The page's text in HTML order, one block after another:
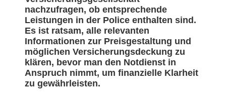
nachzufragen, ob entsprechende
Leistungen in der Police enthalten sind.
Es ist ratsam, alle relevanten
Informationen zur Preisgestaltung und
möglichen Versicherungsdeckung zu
klären, bevor man den Notdienst in
Anspruch nimmt, um finanzielle Klarheit
zu gewährleisten.